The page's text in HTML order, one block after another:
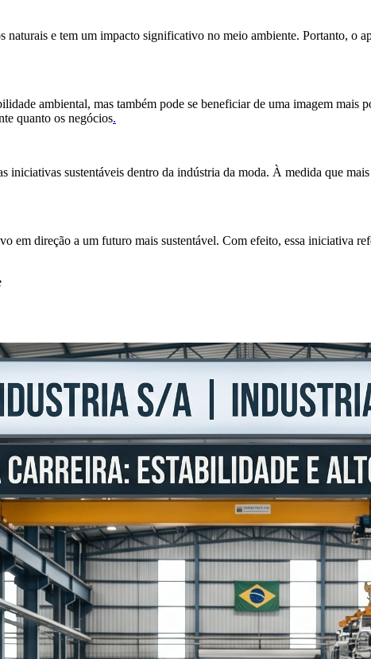
naturais e tem um impacto significativo no meio ambiente. Portanto, o
ambiental, mas também pode se beneficiar de uma imagem mais
quanto os negócios.
sustentáveis dentro da indústria da moda. À medida que
em direção a um futuro mais sustentável. Com efeito, essa iniciativa